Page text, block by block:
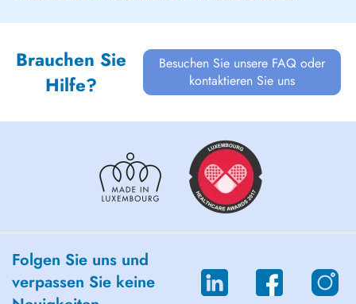
Brauchen Sie
Hilfe?
Besuchen Sie unsere FAQ oder
kontaktieren Sie uns
Folgen Sie uns und
verpassen Sie keine